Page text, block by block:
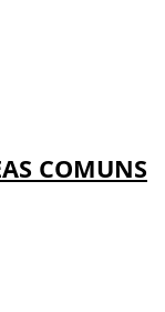
COMUNS